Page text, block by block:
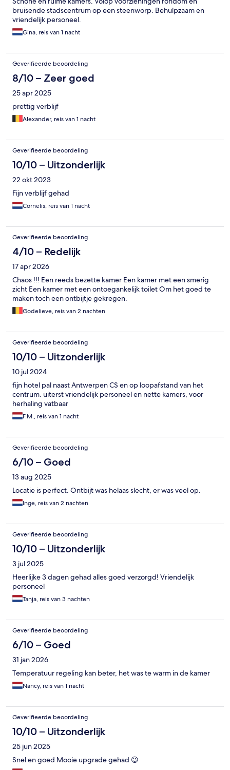
bruisende stadscentrum op een steenworp. Behulpzaam en
vriendelijk personeel.
Gina, reis van 1 nacht
Geverifieerde beoordeling
8/10 – Zeer goed
25 apr 2025
prettig verblijf
Alexander, reis van 1 nacht
Geverifieerde beoordeling
10/10 – Uitzonderlijk
22 okt 2023
Fijn verblijf gehad
Cornelis, reis van 1 nacht
Geverifieerde beoordeling
4/10 – Redelijk
17 apr 2026
Chaos !!! Een reeds bezette kamer Een kamer met een smerig
zicht Een kamer met een ontoegankelijk toilet Om het goed te
maken toch een ontbijtje gekregen.
Godelieve, reis van 2 nachten
Geverifieerde beoordeling
10/10 – Uitzonderlijk
10 jul 2024
fijn hotel pal naast Antwerpen CS en op loopafstand van het
centrum. uiterst vriendelijk personeel en nette kamers, voor
herhaling vatbaar
F.M., reis van 1 nacht
Geverifieerde beoordeling
6/10 – Goed
13 aug 2025
Locatie is perfect. Ontbijt was helaas slecht, er was veel op.
Inge, reis van 2 nachten
Geverifieerde beoordeling
10/10 – Uitzonderlijk
3 jul 2025
Heerlijke 3 dagen gehad alles goed verzorgd! Vriendelijk
personeel
Tanja, reis van 3 nachten
Geverifieerde beoordeling
6/10 – Goed
31 jan 2026
Temperatuur regeling kan beter, het was te warm in de kamer
Nancy, reis van 1 nacht
Geverifieerde beoordeling
10/10 – Uitzonderlijk
25 jun 2025
Snel en goed Mooie upgrade gehad 😉